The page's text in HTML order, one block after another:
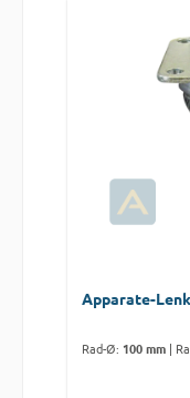
Apparate-
Rad-Ø: 100 mm |